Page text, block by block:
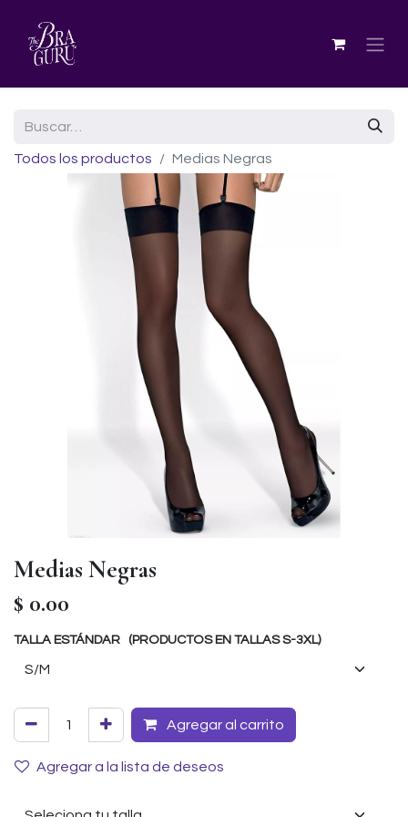
Todos los productos Medias Negras
Medias Negras
$ 0.00
TALLA ESTÁNDAR (PRODUCTOS EN TALLAS S-3XL)
Agregar al carrito
Agregar a la lista de deseos